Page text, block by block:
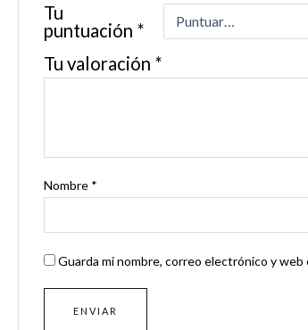
Tu
puntuación *
Tu valoración *
Nombre *
Guarda mi nombre, correo electrónico y